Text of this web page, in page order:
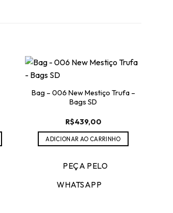
Bag – 006 New Mestiço Trufa –
Bags SD
R$439,00
ADICIONAR AO CARRINHO
PEÇA PELO
WHATSAPP